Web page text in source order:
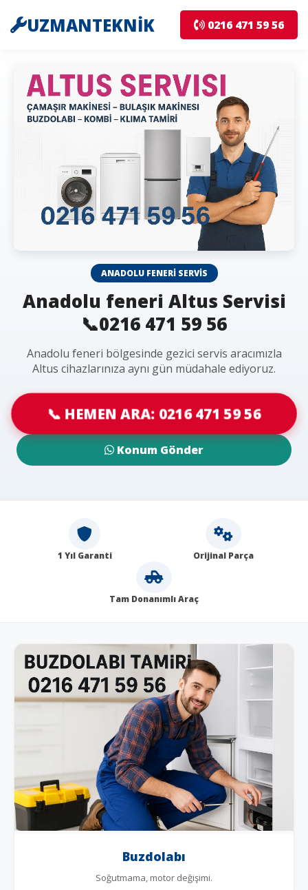
UZMANTEKNİK 0216 471 59 56
ANADOLU FENERI SERVIS
Anadolu feneri Altus Servisi
📞0216 471 59 56
Anadolu feneri bölgesinde gezici servis aracımızla
Altus cihazlarınıza aynı gün müdahale ediyoruz.
📞 HEMEN ARA: 0216 471 59 56
Konum Gönder
1 Yıl Garanti Orijinal Parça
Tam Donanımlı Araç
Buzdolabı
Soğutmama, motor değişimi.